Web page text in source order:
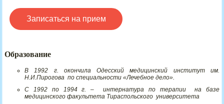
Записаться на прием
Образование
В 1992 г. окончила Одесский медицинский институт им.
Н.И.Пирогова по специальности «Лечебное дело».
С 1992 по 1994 г. – интернатура по терапии на базе
медицинского факультета Тираспольского университета